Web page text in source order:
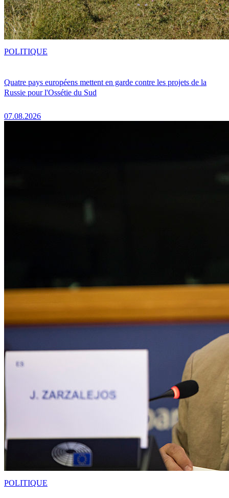
Quatre pays européens mettent en garde contre les projets de la
Russie pour l'Ossétie du Sud
07.08.2026
POLITIQUE
POLITIQUE